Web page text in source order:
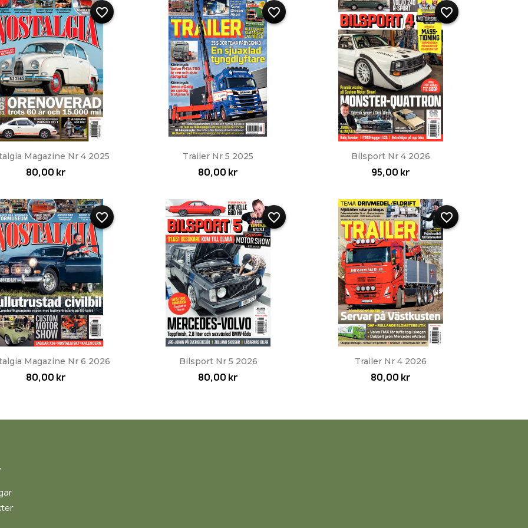
Snabbvy
Magazine Nr 4 2025
80,00 kr
favorite_border
Snabbvy
Trailer Nr 5 2025
80,00 kr
favorite_border
Snabbvy
Bilsport Nr 4 2026
95,00 kr
favorite_border
Snabbvy
Magazine Nr 6 2026
80,00 kr
favorite_border
Snabbvy
Bilsport Nr 5 2026
80,00 kr
favorite_border
Snabbvy
Trailer Nr 4 2026
80,00 kr
favorite_border